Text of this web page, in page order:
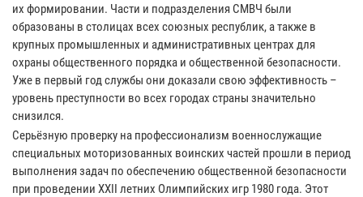
их формировании. Части и подразделения СМВЧ были
образованы в столицах всех союзных республик, а также в
крупных промышленных и административных центрах для
охраны общественного порядка и общественной безопасности.
Уже в первый год службы они доказали свою эффективность –
уровень преступности во всех городах страны значительно
снизился.
Серьёзную проверку на профессионализм военнослужащие
специальных моторизованных воинских частей прошли в период
выполнения задач по обеспечению общественной безопасности
при проведении XXII летних Олимпийских игр 1980 года. Этот